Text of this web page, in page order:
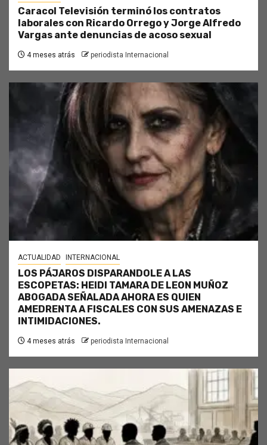
Caracol Televisión terminó los contratos
laborales con Ricardo Orrego y Jorge Alfredo
Vargas ante denuncias de acoso sexual
4 meses atrás periodista Internacional
ACTUALIDAD INTERNACIONAL
LOS PÁJAROS DISPARANDOLE A LAS
ESCOPETAS: HEIDI TAMARA DE LEON MUÑOZ
ABOGADA SEÑALADA AHORA ES QUIEN
AMEDRENTA A FISCALES CON SUS AMENAZAS E
INTIMIDACIONES.
4 meses atrás periodista Internacional